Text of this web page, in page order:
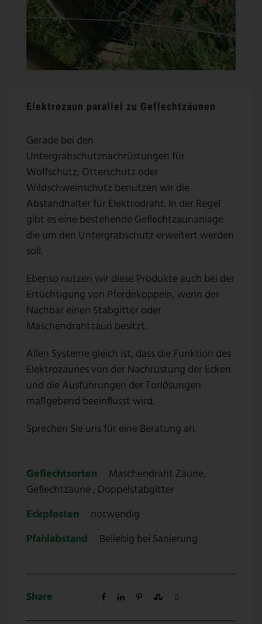
Elektrozaun parallel zu Geflechtzäunen
Gerade bei den
Untergrabschutznachrüstungen für
Wolfschutz, Otterschutz oder
Wildschweinschutz benutzen wir die
Abstandhalter für Elektrodraht. In der Regel
gibt es eine bestehende Geflechtzaunanlage
die um den Untergrabschutz erweitert werden
soll.
Ebenso nutzen wir diese Produkte auch bei der
Ertüchtigung von Pferdekoppeln, wenn der
Nachbar einen Stabgitter oder
Maschendrahtzaun besitzt.
Allen Systeme gleich ist, dass die Funktion des
Elektrozaunes von der Nachrüstung der Ecken
und die Ausführungen der Torlösungen
maßgebend beeinflusst wird.
Sprechen Sie uns für eine Beratung an.
Geflechtsorten
Maschendraht Zäune,
Geflechtzäune , Doppelstabgitter
Eckpfosten
notwendig
Pfahlabstand
Beliebig bei Sanierung
Share